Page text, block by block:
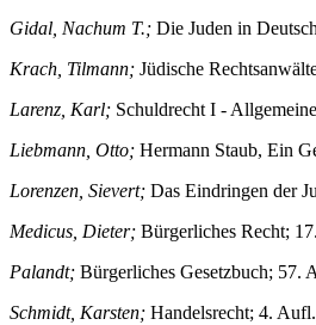
Gidal, Nachum T.; Die Juden in
Krach, Tilmann; Jüdische
Larenz, Karl; Schuldrecht I -
Liebmann, Otto; Hermann Staub, Ein
Lorenzen, Sievert; Das Eindringen der
Medicus, Dieter; Bürgerliches Recht;
Palandt; Bürgerliches Gesetzbuch; 57.
Schmidt, Karsten; Handelsrecht; 4.